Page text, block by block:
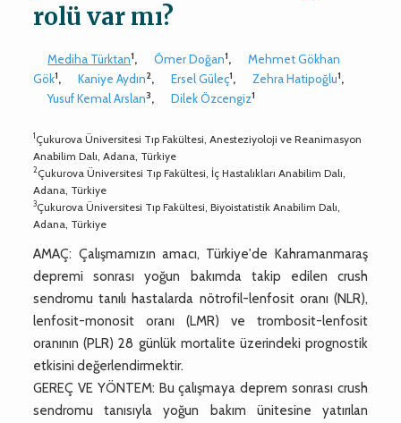
rolü var mı?
Mediha Türktan1, Ömer Doğan1,
Mehmet Gökhan
Gök1, Kaniye Aydın2, Ersel Güleç1, Zehra Hatipoğlu1,
Yusuf Kemal Arslan3, Dilek Özcengiz1
1Çukurova Üniversitesi Tıp Fakültesi, Anesteziyoloji ve Reanimasyon
Anabilim Dalı, Adana, Türkiye
2Çukurova Üniversitesi Tıp Fakültesi, İç Hastalıkları Anabilim Dalı,
Adana, Türkiye
3Çukurova Üniversitesi Tıp Fakültesi, Biyoistatistik Anabilim Dalı,
Adana, Türkiye
AMAÇ: Çalışmamızın amacı, Türkiye'de Kahramanmaraş
depremi sonrası yoğun bakımda takip edilen crush
sendromu tanılı hastalarda nötrofil-lenfosit oranı (NLR),
lenfosit-monosit oranı (LMR) ve trombosit-lenfosit
oranının (PLR) 28 günlük mortalite üzerindeki prognostik
etkisini değerlendirmektir.
GEREÇ VE YÖNTEM: Bu çalışmaya deprem sonrası crush
sendromu tanısıyla yoğun bakım ünitesine yatırılan